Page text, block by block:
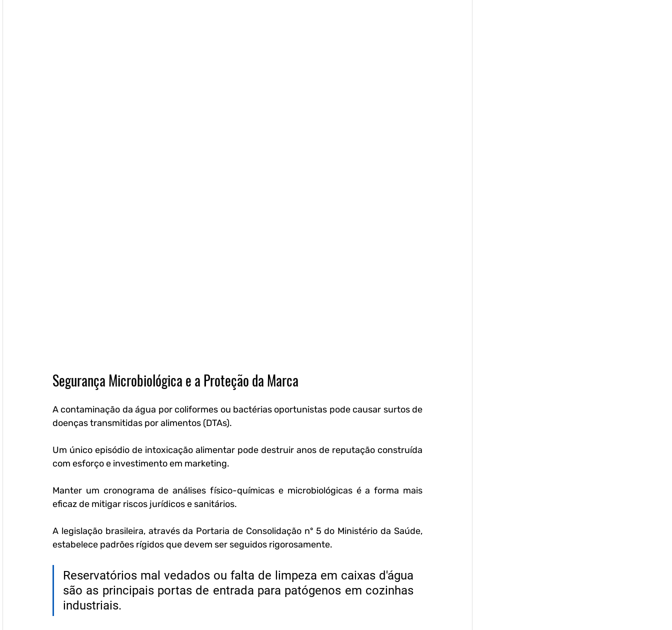
Segurança Microbiológica e a Proteção da Marca
A contaminação da água por coliformes ou bactérias oportunistas pode causar surtos de
doenças transmitidas por alimentos (DTAs).
Um único episódio de intoxicação alimentar pode destruir anos de reputação construída
com esforço e investimento em marketing.
Manter um cronograma de análises físico-químicas e microbiológicas é a forma mais
eficaz de mitigar riscos jurídicos e sanitários.
A legislação brasileira, através da Portaria de Consolidação nº 5 do Ministério da Saúde,
estabelece padrões rígidos que devem ser seguidos rigorosamente.
Reservatórios mal vedados ou falta de limpeza em caixas d'água
são as principais portas de entrada para patógenos em cozinhas
industriais.